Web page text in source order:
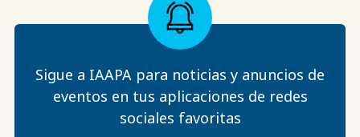
Sigue a IAAPA para noticias y anuncios de
eventos en tus aplicaciones de redes
sociales favoritas